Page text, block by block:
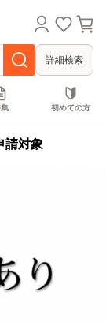
詳細検索
初めての方
請対象